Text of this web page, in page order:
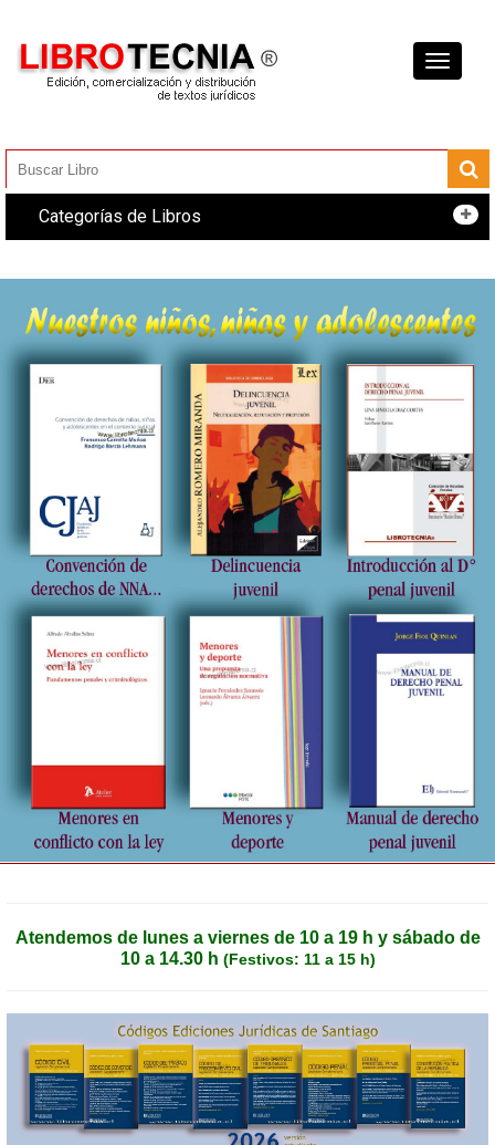
Toggle
Categorías de Libros
Atendemos de lunes a viernes de 10 a 19 h y sábado de
10 a 14.30 h (Festivos: 11 a 15 h)